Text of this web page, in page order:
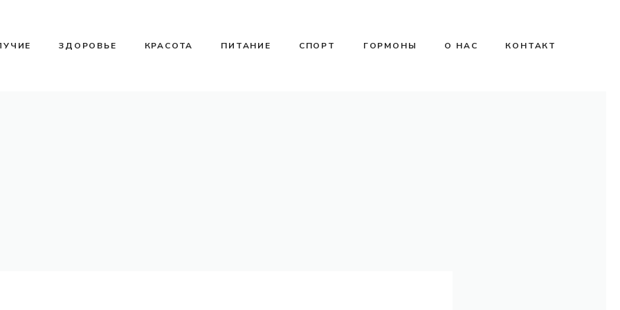
ЗДОРОВЬЕ КРАСОТА ПИТАНИЕ СПОРТ ГОРМОНЫ О НАС КОНТАКТ